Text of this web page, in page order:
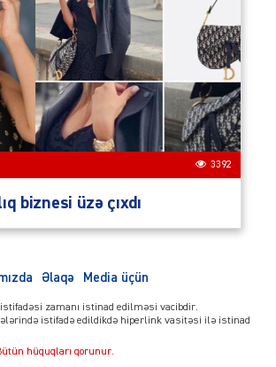
3392
biznesi üzə çıxdı
Əlaqə Media üçün
zamanı istinad edilməsi vacibdir.
istifadə edildikdə hiperlink vasitəsi ilə istinad
hüquqları qorunur.